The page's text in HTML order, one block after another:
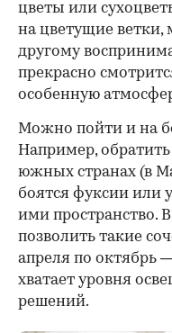
цветы или
на цветущие ветки,
другому
прекрасно
особенную
Можно пойти и на
Например,
южных странах (в
боятся фуксии или
ими пространство.
позволить такие
апреля по октябрь
хватает уровня
решений.